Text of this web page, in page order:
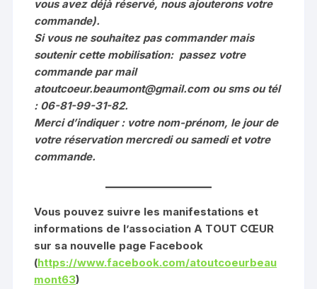
vous avez déjà réservé, nous ajouterons votre
commande).
Si vous ne souhaitez pas commander mais
soutenir cette mobilisation: passez votre
commande par mail
atoutcoeur.beaumont@gmail.com ou sms ou tél
: 06-81-99-31-82.
Merci d’indiquer : votre nom-prénom, le jour de
votre réservation mercredi ou samedi et votre
commande.
Vous pouvez suivre les manifestations et
informations de l’association A TOUT CŒUR
sur sa nouvelle page Facebook
(https://www.facebook.com/atoutcoeurbeau
mont63)